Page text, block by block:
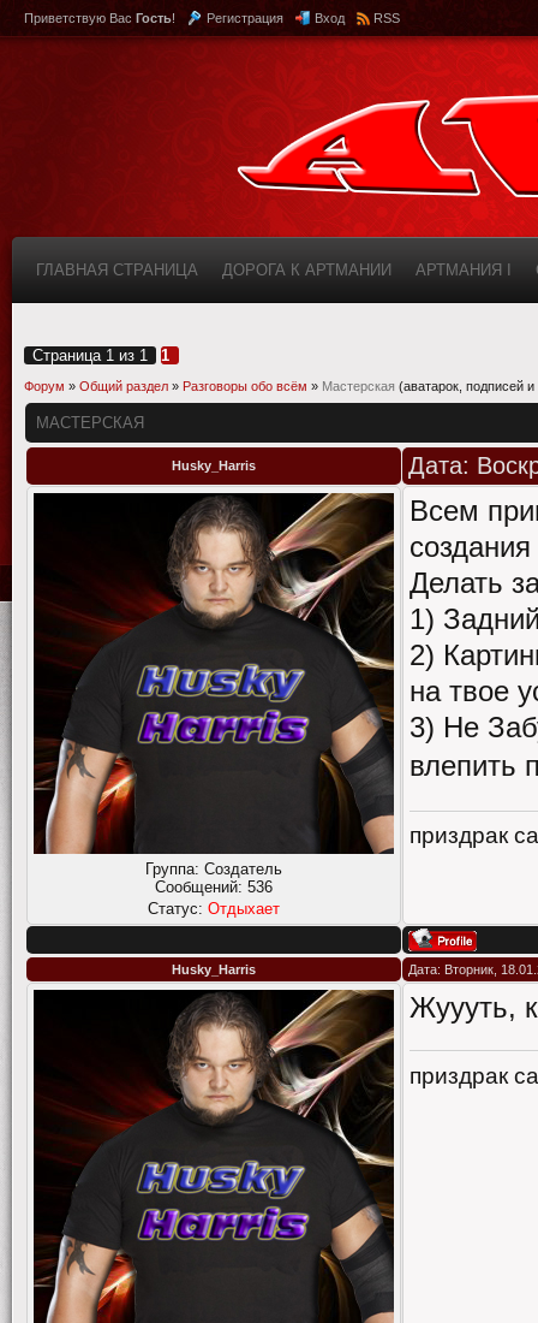
Приветствую Вас Гость! Регистрация Вход RSS
ГЛАВНАЯ СТРАНИЦА ДОРОГА К АРТМАНИИ АРТМАНИЯ I
Страница 1 из 1 1
Форум » Общий раздел » Разговоры обо всём » Мастерская (аватарок, подписей и
МАСТЕРСКАЯ
Husky_Harris Дата:
Группа: Создатель
Сообщений: 536
Статус: Отдыхает
Всем
Делать
1)
2)
на твое
3) Не
влепить
приздрак
Husky_Harris Дата: Вторник,
Жуууть,
приздрак